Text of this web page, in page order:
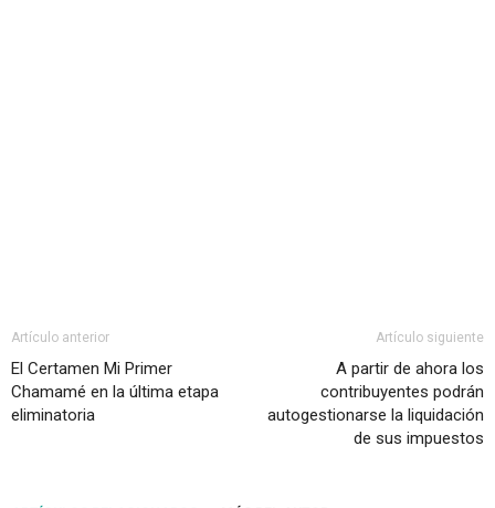
Artículo anterior
El Certamen Mi Primer
Chamamé en la última etapa
eliminatoria
Artículo siguiente
A partir de ahora los
contribuyentes podrán
autogestionarse la liquidación
de sus impuestos